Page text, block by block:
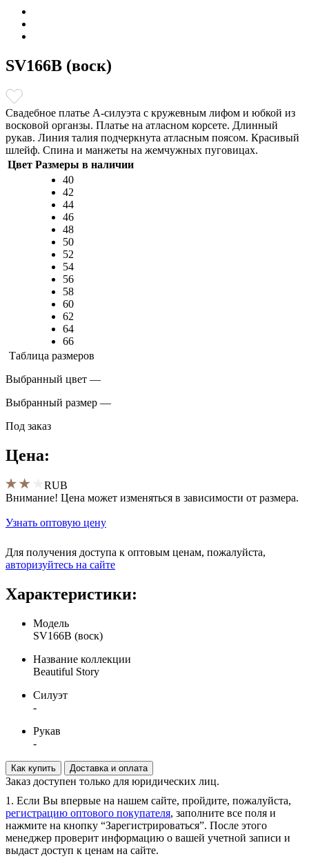
SV166B (воск)
Свадебное платье А-силуэта с кружевным лифом и юбкой из
восковой органзы. Платье на атласном корсете. Длинный
рукав. Линия талия подчеркнута атласным поясом. Красивый
шлейф. Спина и манжеты на жемчужных пуговицах.
Цвет Размеры в наличии
40
42
44
46
48
50
52
54
56
58
60
62
64
66
Таблица размеров
Выбранный цвет —
Выбранный размер —
Под заказ
Цена:
RUB
Внимание! Цена может изменяться в зависимости от размера.
Узнать оптовую цену
Для получения доступа к оптовым ценам, пожалуйста,
aвторизуйтесь на сайте
Характеристики:
Модель
SV166B (воск)
Название коллекции
Beautiful Story
Силуэт
-
Рукав
-
Как купить Доставка и оплата
Заказ доступен только для юридических лиц.
1. Если Вы впервые на нашем сайте, пройдите, пожалуйста,
регистрацию оптового покупателя, заполните все поля и
нажмите на кнопку “Зарегистрироваться”. После этого
менеджер проверит информацию о вашей учетной записи и
выдаст доступ к ценам на сайте.